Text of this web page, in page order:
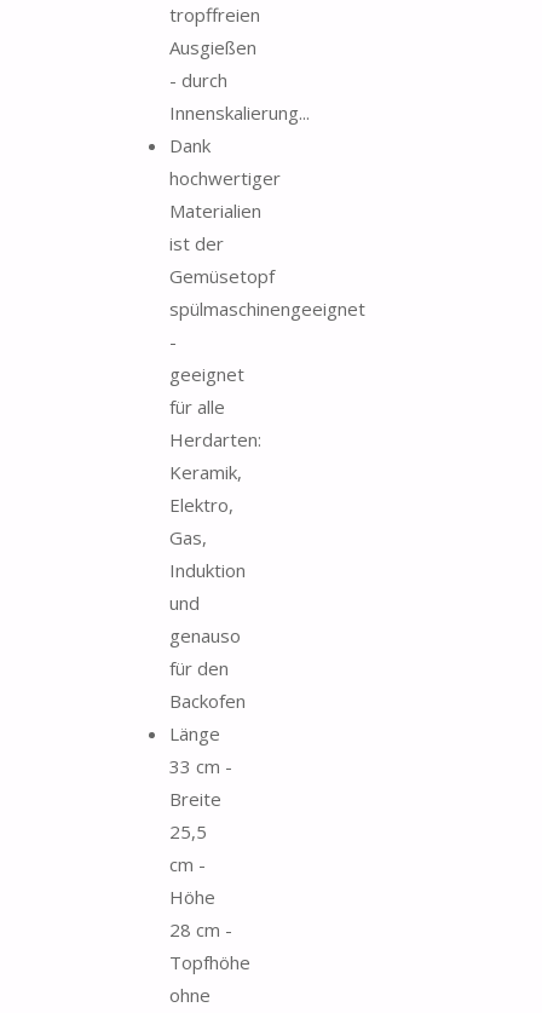
tropffreien
Ausgießen
- durch
Innenskalierung...
Dank
hochwertiger
Materialien
ist der
Gemüsetopf
spülmaschinengeeignet
-
geeignet
für alle
Herdarten:
Keramik,
Elektro,
Gas,
Induktion
und
genauso
für den
Backofen
Länge
33 cm -
Breite
25,5
cm -
Höhe
28 cm -
Topfhöhe
ohne